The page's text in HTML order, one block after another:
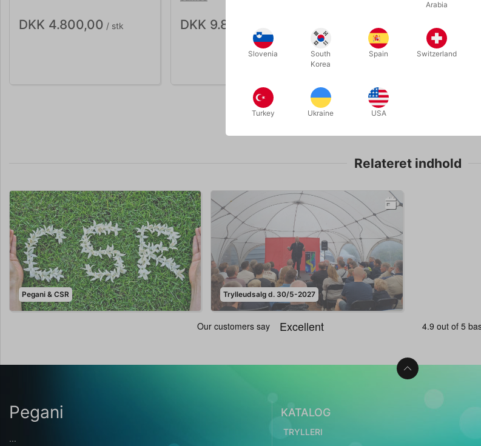
DKK 4.800,00 / stk DKK 9.800,00 DKK 2.800,00 / stk
Køb nu
Relateret indhold
Pegani & CSR Trylleudsalg d. 30/5-2027
Pegani
...
KATALOG
TRYLLERI
Arabia
Slovenia
South
Korea
Spain Switzerland
Turkey Ukraine USA